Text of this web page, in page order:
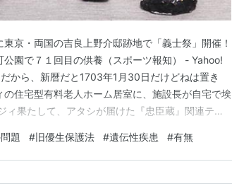
京・両国の吉良上野介邸跡地で「義士祭」開催！
園で７１回目の供養（スポーツ報知） - Yahoo!
から、新暦だと1703年1月30日だけどねは置き
住宅型有料老人ホーム居室に、施設長が自宅で埃
ィ果たして、アタシが届けた『忠臣蔵』関連テー
題 #旧優生保護法 #遺伝性疾患 #有無